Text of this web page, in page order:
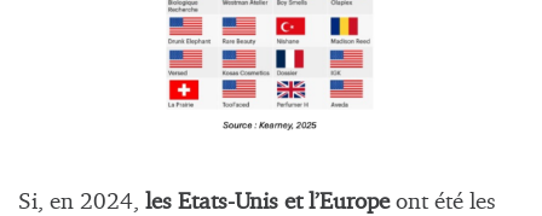
Si, en 2024, les Etats-Unis et l’Europe ont été les